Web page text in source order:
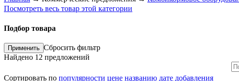
Посмотреть весь товар этой категории
Подбор товара
Сбросить фильтр
Найдено 12 предложений
Сортировать по популярности цене названию дате добавления